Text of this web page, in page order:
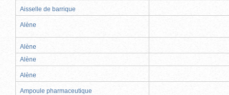
Aisselle de barrique
Alène
Alène
Alène
Alène
Ampoule pharmaceutique